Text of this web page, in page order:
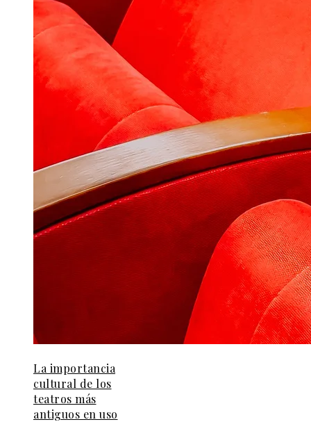
La importancia
cultural de los
teatros más
antiguos en uso